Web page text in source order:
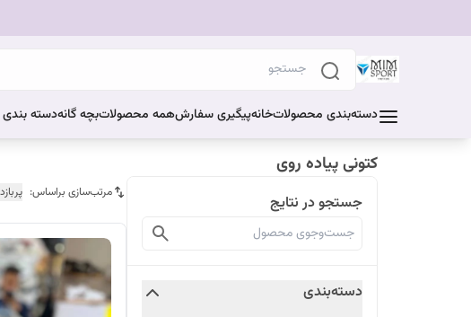
دسته‌بندی محصولاتخانهپیگیری سفارشهمه محصولاتبچه گانهدسته بندی
کتونی پیاده روی
جستجو در نتایج
دسته‌بندی
مرتب‌سازی براساس: